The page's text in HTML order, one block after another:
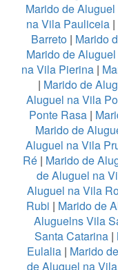
Marido de
na Vila Pauliceia|
Barreto| Marido
Marido de
na Vila Pierina |
| Marido de
Aluguel na Vila
Ponte Rasa|
Marido de
Aluguel na Vila
Ré| Marido de
de Aluguel na
Aluguel na Vila
Rubi | Marido de
Aluguelns Vila
Santa Catarina|
Eulalia| Marido
de Aluguel na